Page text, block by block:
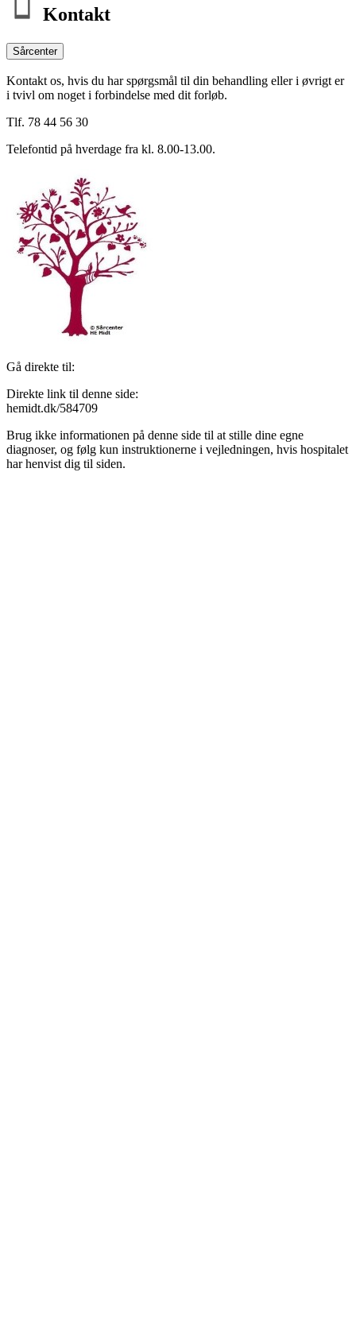
Kontakt
Sårcenter
Kontakt os, hvis du har spørgsmål til din behandling eller i øvrigt er
i tvivl om noget i forbindelse med dit forløb.
Tlf. 78 44 56 30
Telefontid på hverdage fra kl. 8.00-13.00.
Gå direkte til:
Direkte link til denne side:
hemidt.dk/584709
Brug ikke informationen på denne side til at stille dine egne
diagnoser, og følg kun instruktionerne i vejledningen, hvis hospitalet
har henvist dig til siden.